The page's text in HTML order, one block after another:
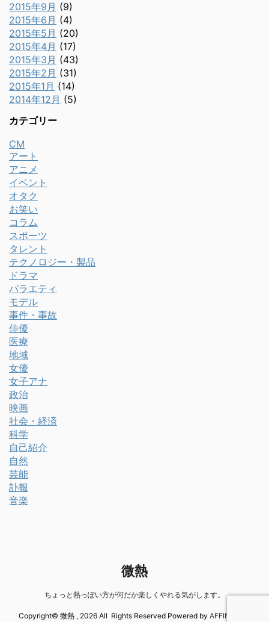
2015年9月 (9)
2015年6月 (4)
2015年5月 (20)
2015年4月 (17)
2015年3月 (43)
2015年2月 (31)
2015年1月 (14)
2014年12月 (5)
カテゴリー
CM
アート
アニメ
イベント
オタク
お笑い
コラム
スポーツ
タレント
テクノロジー・製品
ドラマ
バラエティ
モデル
事件・事故
俳優
医療
地域
女優
女子アナ
政治
映画
社会・経済
科学
自己紹介
自然
芸能
訃報
音楽
微熱
ちょっと熱っぽい方が何だか楽しくやれる気がします。
Copyright© 微熱 , 2026 All Rights Reserved Powered by AFFINGER5